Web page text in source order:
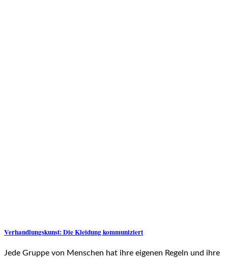
Verhandlungskunst: Die Kleidung kommuniziert
Jede Gruppe von Menschen hat ihre eigenen Regeln und ihre